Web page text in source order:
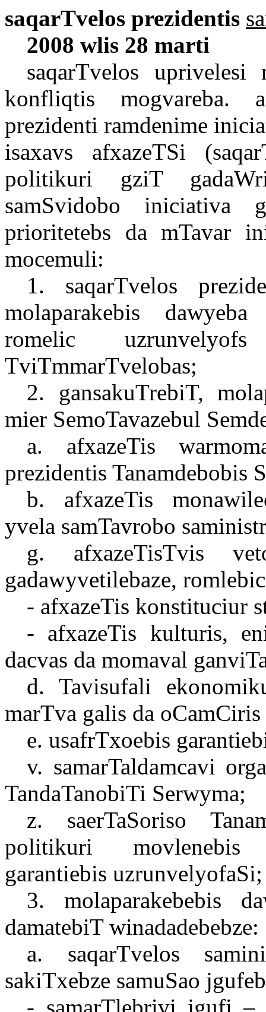
saqarTvelos prezidentis
2008 wlis 28 marti
saqarTvelos uprivelesi
konfliqtis mogvareba.
prezidenti ramdenime
isaxavs afxazeTSi
politikuri gziT
samSvidobo iniciativa
prioritetebs da mTavar
mocemuli:
1. saqarTvelos
molaparakebis
romelic uzrunvelyofs
TviTmmarTvelobas;
2. gansakuTrebiT,
mier SemoTavazebul
a. afxazeTis
prezidentis Tanamdebobis
b. afxazeTis
yvela samTavrobo
g. afxazeTisTvis
gadawyvetilebaze,
- afxazeTis konstituciur
- afxazeTis kulturis,
dacvas da momaval
d. Tavisufali
marTva galis da
e. usafrTxoebis
v. samarTaldamcavi
TandaTanobiTi Serwyma;
z. saerTaSoriso
politikuri movlenebis
garantiebis uzrunvelyofaSi;
3. molaparakebebis
damatebiT winadadebebze:
a. saqarTvelos
sakiTxebze samuSao